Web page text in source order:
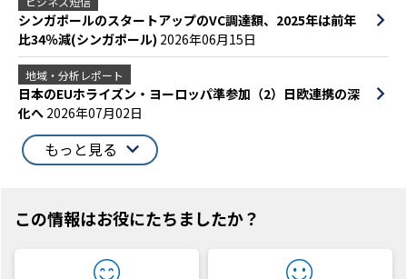
シンガポールのスタートアップのVC調達額、2025年は前年
比34％減(シンガポール) 2026年06月15日
地域・分析レポート
日本のEUホライズン・ヨーロッパ準参加（2）日欧連携の深
化へ 2026年07月02日
もっと見る
この情報はお役にたちましたか？